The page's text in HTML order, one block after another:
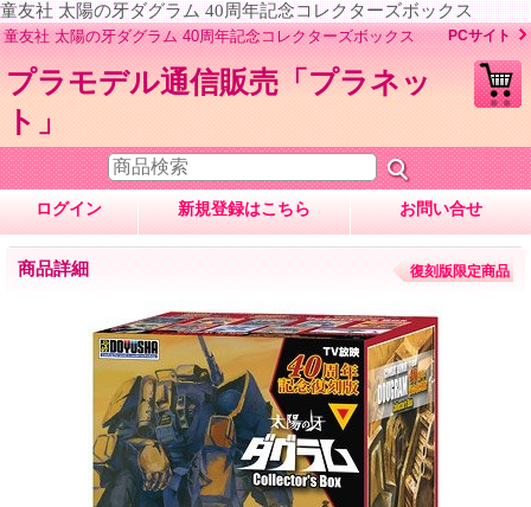
童友社 太陽の牙ダグラム 40周年記念コレクターズボックス
童友社 太陽の牙ダグラム 40周年記念コレクターズボックス PCサイト
プラモデル通信販売「プラネッ
ト」
ログイン 新規登録はこちら お問い合せ
商品詳細 復刻版限定商品